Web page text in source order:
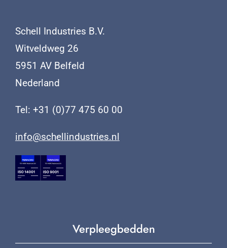
Schell Industries B.V.
Witveldweg 26
5951 AV Belfeld
Nederland
Tel: +31 (0)77 475 60 00
info@schellindustries.nl
Verpleegbedden